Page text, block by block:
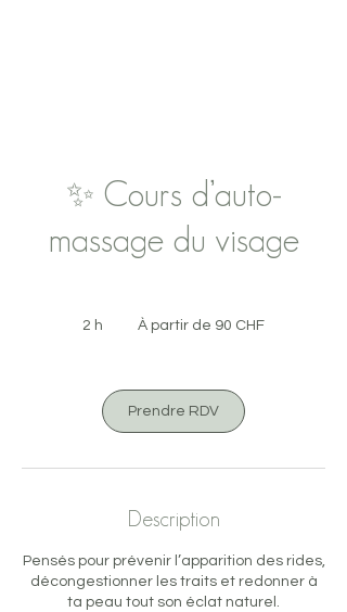
✨ Cours d’auto-
massage du visage
2 h
partir
À partir de 90 CHF
Prendre RDV
Description
Pensés pour prévenir l’apparition des rides,
décongestionner les traits et redonner à
ta peau tout son éclat naturel.